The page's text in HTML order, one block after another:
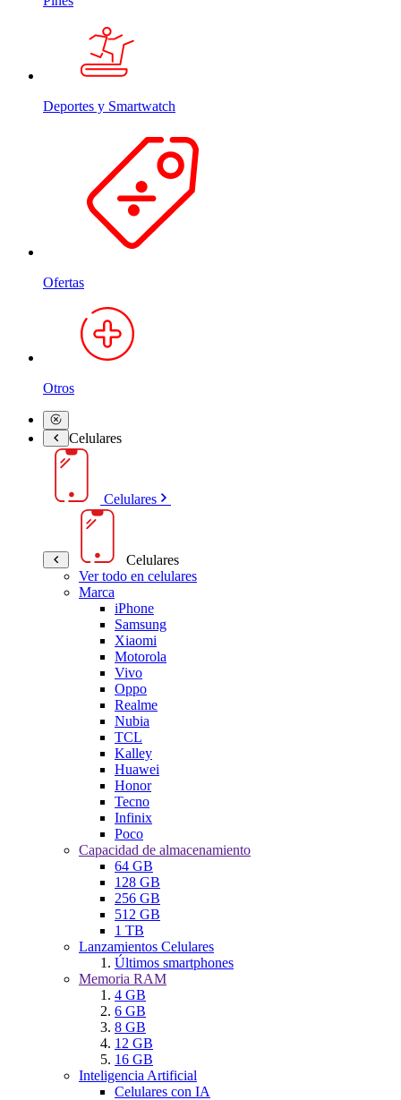
Deportes y Smartwatch
Ofertas
Otros
Celulares
Celulares
Celulares
Ver todo en celulares
Marca
iPhone
Samsung
Xiaomi
Motorola
Vivo
Oppo
Realme
Nubia
TCL
Kalley
Huawei
Honor
Tecno
Infinix
Poco
Capacidad de almacenamiento
64 GB
128 GB
256 GB
512 GB
1 TB
Lanzamientos Celulares
Últimos smartphones
Memoria RAM
4 GB
6 GB
8 GB
12 GB
16 GB
Inteligencia Artificial
Celulares con IA